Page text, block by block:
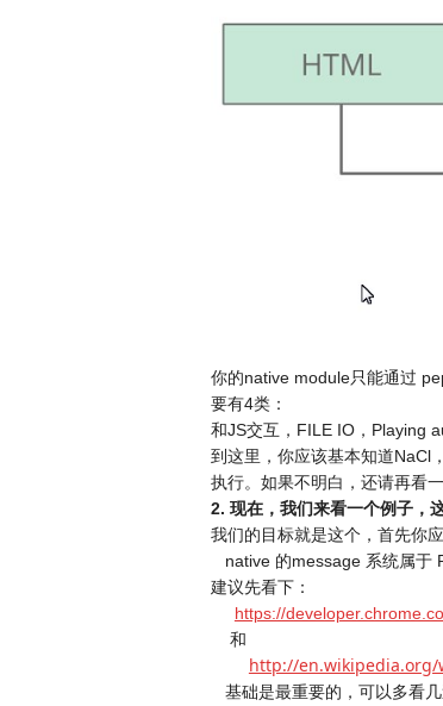
你的native module只能通过
要有4类：
和JS交互，FILE IO，Playing
到这里，你应该基本知道NaCl
执行。如果不明白，还请再看
2. 现在，我们来看一个例子，
我们的目标就是这个，首先你
native 的message 系统属于
建议先看下：
https://
和
http://en.wikipedia.org/
基础是最重要的，可以多看